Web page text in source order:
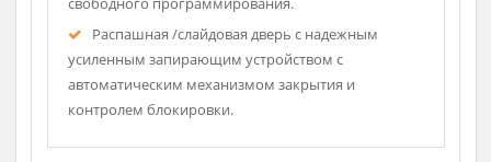
стерилизационной фазы.
Применение плазменного метода позволяет
стерилизовать изделия из термолабильных
материалов и материалов, склонных к активной
коррозии.